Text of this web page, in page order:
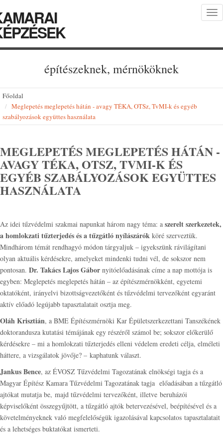
építészeknek, mérnököknek
Főoldal
Meglepetés meglepetés hátán - avagy TÉKA, OTSz, TvMI-k és egyéb
szabályozások együttes használata
MEGLEPETÉS MEGLEPETÉS HÁTÁN -
AVAGY TÉKA, OTSZ, TVMI-K ÉS
EGYÉB SZABÁLYOZÁSOK EGYÜTTES
HASZNÁLATA
Az idei tűzvédelmi szakmai napunkat három nagy téma: a szerelt szerkezetek,
a homlokzati tűzterjedés és a tűzgátló nyílászárók köré szerveztük.
Mindhárom témát rendhagyó módon tárgyaljuk – igyekszünk rávilágítani
olyan aktuális kérdésekre, amelyeket mindenki tudni vél, de sokszor nem
pontosan. Dr. Takács Lajos Gábor nyitóelőadásának címe a nap mottója is
egyben: Meglepetés meglepetés hátán – az építészmérnökként, egyetemi
oktatóként, irányelvi bizottságvezetőként és tűzvédelmi tervezőként egyaránt
aktív előadó legújabb tapasztalatait osztja meg.
Oláh Krisztián, a BME Építészmérnöki Kar Épületszerkezettani Tanszékének
doktorandusza kutatási témájának egy részéről számol be; sokszor előkerülő
kérdésekre – mi a homlokzati tűzterjedés elleni védelem eredeti célja, elméleti
háttere, a vizsgálatok jövője? – kaphatunk választ.
Jankus Bence, az ÉVOSZ Tűzvédelmi Tagozatának elnökségi tagja és a
Magyar Építész Kamara Tűzvédelmi Tagozatának tagja előadásában a tűzgátló
ajtókat mutatja be, majd tűzvédelmi tervezőként, illetve beruházói
képviselőként összegyűjtött, a tűzgátló ajtók betervezésével, beépítésével és a
követelményeknek való megfelelőségük igazolásával kapcsolatos tapasztalatait
és a lehetséges buktatókat ismerteti.